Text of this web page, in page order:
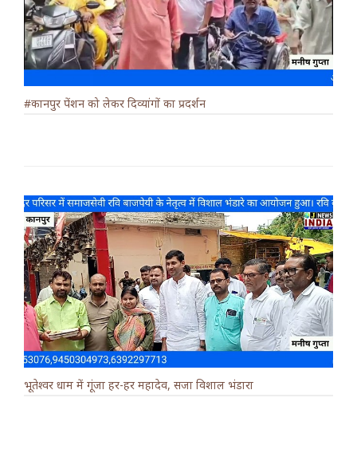
#कानपुर पेंशन को लेकर दिव्यांगों का प्रदर्शन
भूतेश्वर धाम में गूंजा हर-हर महादेव, सजा विशाल भंडारा